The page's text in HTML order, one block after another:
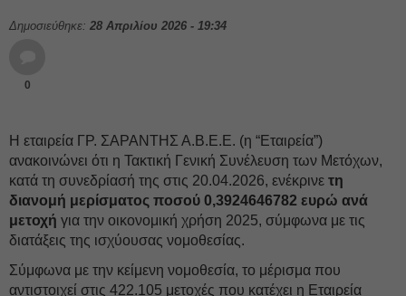
Δημοσιεύθηκε: 28 Απριλίου 2026 - 19:34
0
Η εταιρεία ΓΡ. ΣΑΡΑΝΤΗΣ Α.Β.Ε.Ε. (η “Εταιρεία”)
ανακοινώνει ότι η Τακτική Γενική Συνέλευση των Μετόχων,
κατά τη συνεδρίασή της στις 20.04.2026, ενέκρινε τη
διανομή μερίσματος ποσού 0,3924646782 ευρώ ανά
μετοχή για την οικονομική χρήση 2025, σύμφωνα με τις
διατάξεις της ισχύουσας νομοθεσίας.
Σύμφωνα με την κείμενη νομοθεσία, το μέρισμα που
αντιστοιχεί στις 422.105 μετοχές που κατέχει η Εταιρεία